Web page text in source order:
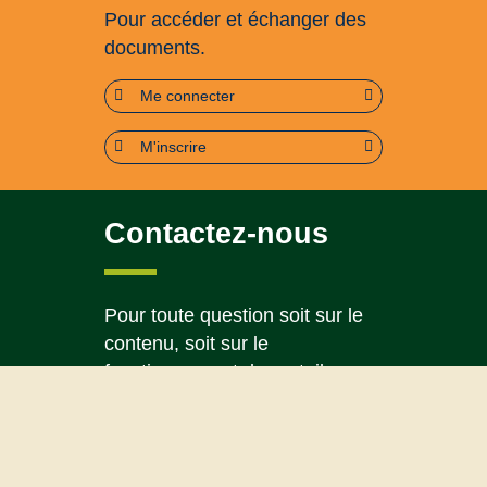
Pour accéder et échanger des
documents.
Me connecter
M'inscrire
Contactez-nous
Pour toute question soit sur le
contenu, soit sur le
fonctionnement du portail